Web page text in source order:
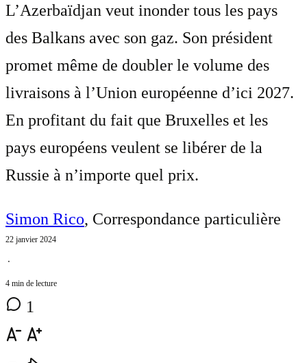
L’Azerbaïdjan veut inonder tous les pays
des Balkans avec son gaz. Son président
promet même de doubler le volume des
livraisons à l’Union européenne d’ici 2027.
En profitant du fait que Bruxelles et les
pays européens veulent se libérer de la
Russie à n’importe quel prix.
Simon Rico, Correspondance particulière
22 janvier 2024
⋅
4 min de lecture
1